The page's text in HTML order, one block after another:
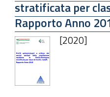
stratificata per
Rapporto Anno
[2020]